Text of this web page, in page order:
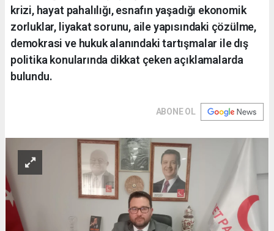
krizi, hayat pahalılığı, esnafın yaşadığı ekonomik
zorluklar, liyakat sorunu, aile yapısındaki çözülme,
demokrasi ve hukuk alanındaki tartışmalar ile dış
politika konularında dikkat çeken açıklamalarda
bulundu.
ABONE OL